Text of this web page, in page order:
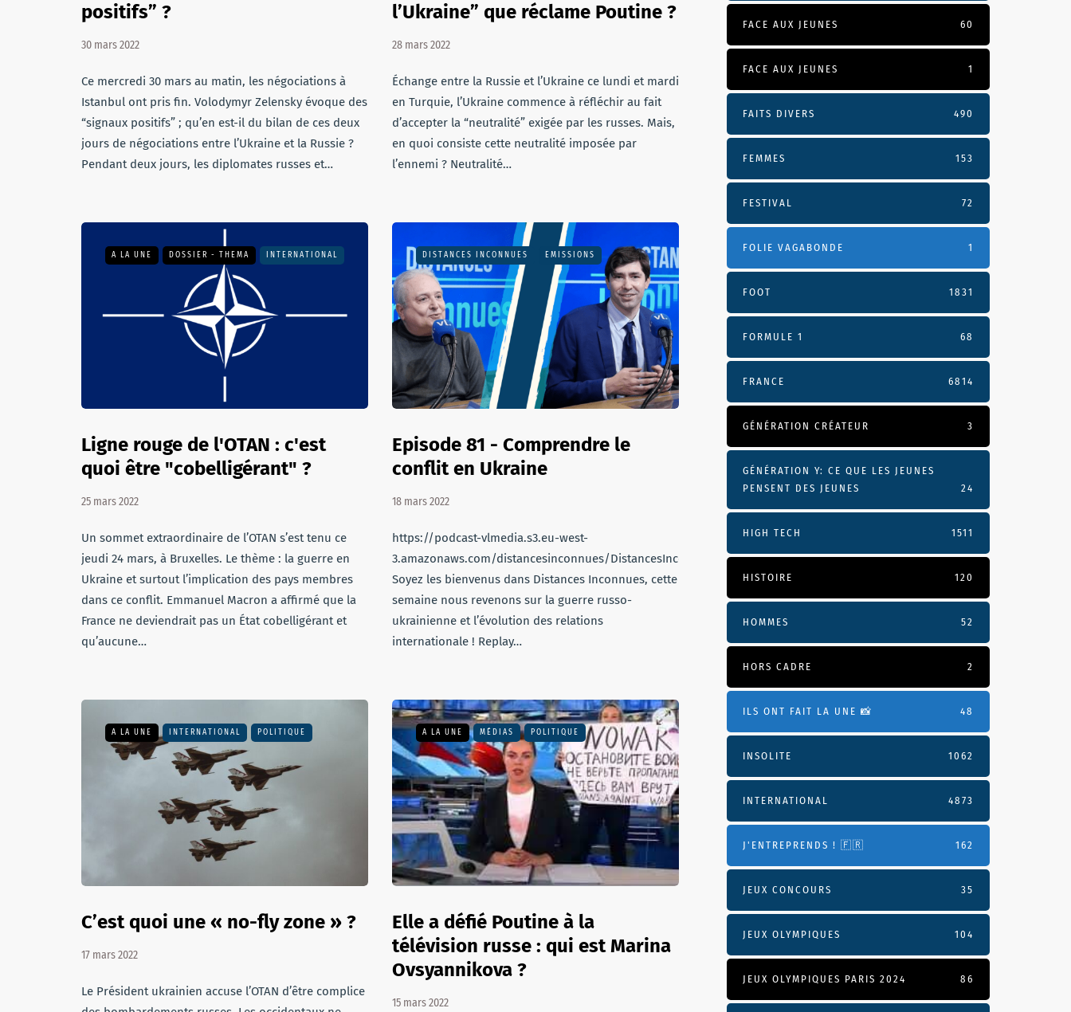
positifs” ?
30 mars 2022
Ce mercredi 30 mars au matin, les négociations à
Istanbul ont pris fin. Volodymyr Zelensky évoque des
“signaux positifs” ; qu’en est-il du bilan de ces deux
jours de négociations entre l’Ukraine et la Russie ?
Pendant deux jours, les diplomates russes et…
l’Ukraine” que réclame Poutine ?
28 mars 2022
Échange entre la Russie et l’Ukraine ce lundi et mardi
en Turquie, l’Ukraine commence à réfléchir au fait
d’accepter la “neutralité” exigée par les russes. Mais,
en quoi consiste cette neutralité imposée par
l’ennemi ? Neutralité…
A LA UNE DOSSIER - THEMA INTERNATIONAL
Ligne rouge de l'OTAN : c'est
quoi être "cobelligérant" ?
25 mars 2022
Un sommet extraordinaire de l’OTAN s’est tenu ce
jeudi 24 mars, à Bruxelles. Le thème : la guerre en
Ukraine et surtout l’implication des pays membres
dans ce conflit. Emmanuel Macron a affirmé que la
France ne deviendrait pas un État cobelligérant et
qu’aucune…
DISTANCES INCONNUES EMISSIONS
Episode 81 - Comprendre le
conflit en Ukraine
18 mars 2022
https://podcast-vlmedia.s3.eu-west-
3.amazonaws.com/distancesinconnues/DistancesInconnuesemission81.mp3
Soyez les bienvenus dans Distances Inconnues, cette
semaine nous revenons sur la guerre russo-
ukrainienne et l’évolution des relations
internationale ! Replay…
A LA UNE INTERNATIONAL POLITIQUE
C’est quoi une « no-fly zone » ?
17 mars 2022
Le Président ukrainien accuse l’OTAN d’être complice
A LA UNE MÉDIAS POLITIQUE
Elle a défié Poutine à la
télévision russe : qui est Marina
Ovsyannikova ?
15 mars 2022
FACE AUX JEUNES 60
FACE AUX JEUNES 1
FAITS DIVERS 490
FEMMES 153
FESTIVAL 72
FOLIE VAGABONDE 1
FOOT 1831
FORMULE 1 68
FRANCE 6814
GÉNÉRATION CRÉATEUR 3
GÉNÉRATION Y: CE QUE LES JEUNES
PENSENT DES JEUNES
24
HIGH TECH 1511
HISTOIRE 120
HOMMES 52
HORS CADRE 2
ILS ONT FAIT LA UNE 📸 48
INSOLITE 1062
INTERNATIONAL 4873
J'ENTREPRENDS ! 🇫🇷 162
JEUX CONCOURS 35
JEUX OLYMPIQUES 104
JEUX OLYMPIQUES PARIS 2024 86